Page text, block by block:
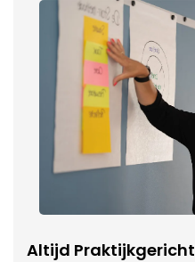
Altijd Praktijkgericht